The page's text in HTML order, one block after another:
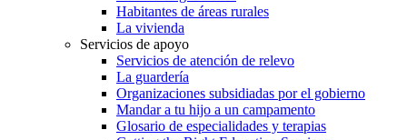
Habitantes de áreas rurales
La vivienda
Servicios de apoyo
Servicios de atención de relevo
La guardería
Organizaciones subsidiadas por el gobierno
Mandar a tu hijo a un campamento
Glosario de especialidades y terapias